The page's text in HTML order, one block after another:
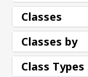
Classes
Classes by
Class Types